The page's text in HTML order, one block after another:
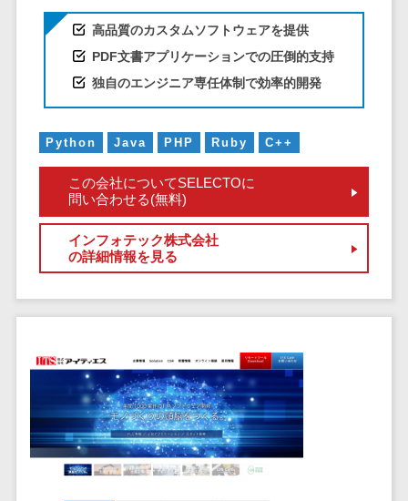
診療予約システム>
歯科向け電子カルテ>
歯科予約システム>
医薬品在庫管理システム>
電子薬歴システム>
不動産業界向け
不動産管理サービス>
不動産ホームページ制作>
不動産オーナーアプリ>
入居者管理アプリ>
用地管理システム>
業界・業種特化型
クラウド基盤
クローニング
データセンタ
クラウドバッ
クアップ
デスクトップ
IT資産管理ツー
ル
SaaS管理ツー
ル
モバイルデバ
イス管理
高品質のカスタムソフトウェアを提供
PDF文書アプリケーションでの圧倒的支持
独自のエンジニア専任体制で効率的開発
Python Java PHP Ruby C++
この会社についてSELECTOに
問い合わせる(無料)
インフォテック株式会社
の詳細情報を見る